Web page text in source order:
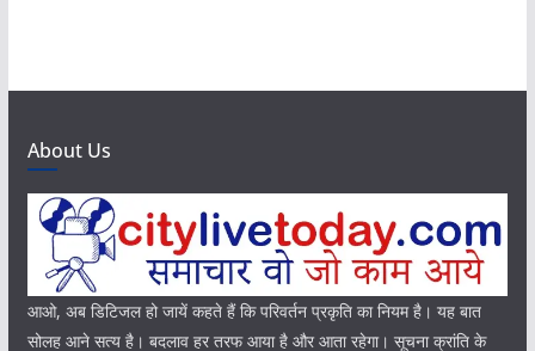
About Us
आओ, अब डिटिजल हो जायें कहते हैं कि परिवर्तन प्रकृति का नियम है। यह बात
सोलह आने सत्य है। बदलाव हर तरफ आया है और आता रहेगा। सूचना क्रांति के